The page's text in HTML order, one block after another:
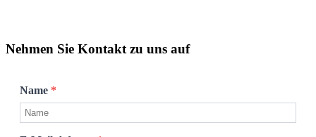
Nehmen Sie Kontakt zu uns auf
Name *